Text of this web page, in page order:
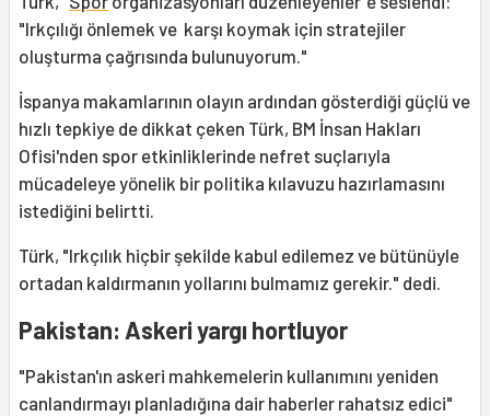
"Irkçılığı önlemek ve karşı koymak için stratejiler
oluşturma çağrısında bulunuyorum."
İspanya makamlarının olayın ardından gösterdiği güçlü ve
hızlı tepkiye de dikkat çeken Türk, BM İnsan Hakları
Ofisi'nden spor etkinliklerinde nefret suçlarıyla
mücadeleye yönelik bir politika kılavuzu hazırlamasını
istediğini belirtti.
Türk, "Irkçılık hiçbir şekilde kabul edilemez ve bütünüyle
ortadan kaldırmanın yollarını bulmamız gerekir." dedi.
Pakistan: Askeri yargı hortluyor
"Pakistan'ın askeri mahkemelerin kullanımını yeniden
canlandırmayı planladığına dair haberler rahatsız edici"